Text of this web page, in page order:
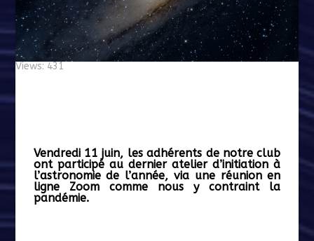
Views: 431
Vendredi 11 juin, les adhérents de notre club
ont participé au dernier atelier d’initiation à
l’astronomie de l’année, via une réunion en
ligne Zoom comme nous y contraint la
pandémie.